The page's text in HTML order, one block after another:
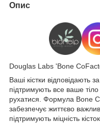
Опис
Douglas Labs 'Bone
Ваші кістки відповідають
підтримують все ваше
рухатися. Формула Bone
забезпечує життєво
підтримують міцність